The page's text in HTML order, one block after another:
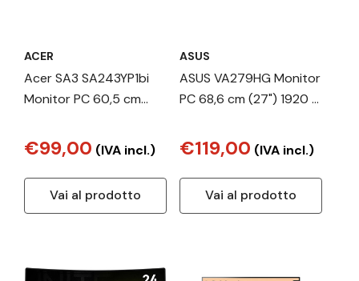
ACER
Acer SA3 SA243YP1bi
Monitor PC 60,5 cm
Full HD LCD Nero
€99,00 (IVA incl.)
Vai al prodotto
ASUS
ASUS VA279HG Monitor
PC 68,6 cm (27") 1920 x
Nero
€119,00 (IVA incl.)
Vai al prodotto